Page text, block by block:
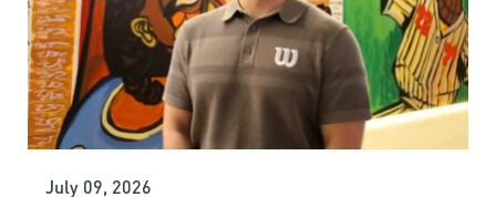
July 09, 2026